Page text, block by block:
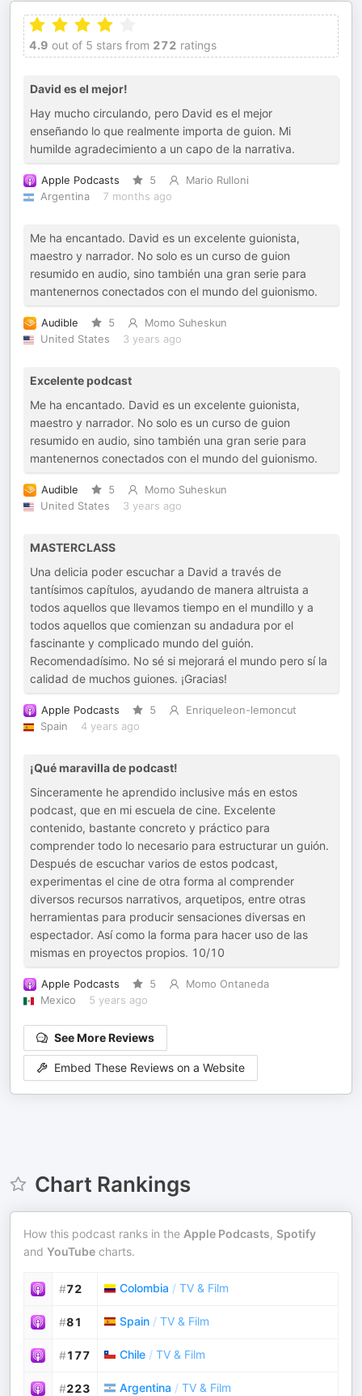
4.9 out of 5 stars from 272 ratings
David es el mejor!
Hay mucho circulando, pero David es el mejor
enseñando lo que realmente importa de guion. Mi
humilde agradecimiento a un capo de la narrativa.
Apple Podcasts 5
Mario Rulloni
Argentina
7 months ago
Me ha encantado. David es un excelente guionista,
maestro y narrador. No solo es un curso de guion
resumido en audio, sino también una gran serie para
mantenernos conectados con el mundo del guionismo.
Audible 5
Momo Suheskun
United States
3 years ago
Excelente podcast
Me ha encantado. David es un excelente guionista,
maestro y narrador. No solo es un curso de guion
resumido en audio, sino también una gran serie para
mantenernos conectados con el mundo del guionismo.
Audible 5
Momo Suheskun
United States
3 years ago
MASTERCLASS
Una delicia poder escuchar a David a través de
tantísimos capítulos, ayudando de manera altruista a
todos aquellos que llevamos tiempo en el mundillo y a
todos aquellos que comienzan su andadura por el
fascinante y complicado mundo del guión.
Recomendadísimo. No sé si mejorará el mundo pero sí la
calidad de muchos guiones. ¡Gracias!
Apple Podcasts 5
Enriqueleon-lemoncut
Spain
4 years ago
¡Qué maravilla de podcast!
Sinceramente he aprendido inclusive más en estos
podcast, que en mi escuela de cine. Excelente
contenido, bastante concreto y práctico para
comprender todo lo necesario para estructurar un guión.
Después de escuchar varios de estos podcast,
experimentas el cine de otra forma al comprender
diversos recursos narrativos, arquetipos, entre otras
herramientas para producir sensaciones diversas en
espectador. Así como la forma para hacer uso de las
mismas en proyectos propios. 10/10
Apple Podcasts 5
Momo Ontaneda
Mexico
5 years ago
See More Reviews
Embed These Reviews on a Website
Chart Rankings
How this podcast ranks in the Apple Podcasts, Spotify
and YouTube charts.
#72 Colombia / TV & Film
#81 Spain / TV & Film
#177 Chile / TV & Film
#223 Argentina / TV & Film